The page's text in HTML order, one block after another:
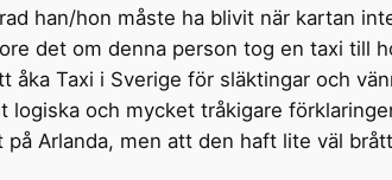
han/hon måste ha blivit när kartan
det om denna person tog en taxi till
åka Taxi i Sverige för släktingar och
logiska och mycket tråkigare
på Arlanda, men att den haft lite väl